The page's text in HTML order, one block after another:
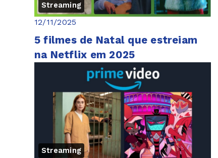
Streaming
12/11/2025
5 filmes de Natal que estreiam
na Netflix em 2025
Streaming